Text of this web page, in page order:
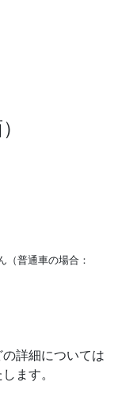
（普通車の場合：
詳細については
ます。